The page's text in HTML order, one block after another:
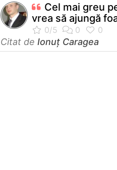
Cel mai greu
vrea să ajungă
Citat de Ionuț Caragea